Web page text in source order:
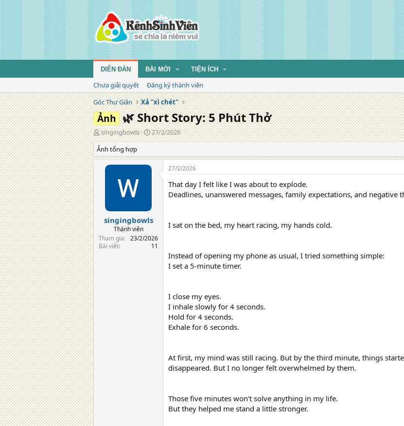
DIỄN ĐÀN BÀI MỚI TIỆN ÍCH
Chưa giải quyết
Đăng ký thành viên
Góc Thư Giãn
Xả "xì chét"
Ảnh 🌿 Short Story: 5 Phút Thở
T
á
c
g
singingbowls
N
g
y
đ
27/2/2026
Ảnh tổng hợp
singingbowls
Thành viên
Tham gia
23/2/2026
Bài viết
11
27/2/2026
That day I felt like I was about to explode.
Deadlines, unanswered messages, family expectations, and
I sat on the bed, my heart racing, my hands cold.
Instead of opening my phone as usual, I tried something simple:
I set a 5-minute timer.
I close my eyes.
I inhale slowly for 4 seconds.
Hold for 4 seconds.
Exhale for 6 seconds.
At first, my mind was still racing. But by the third minute, things
disappeared. But I no longer felt overwhelmed by them.
Those five minutes won't solve anything in my life.
But they helped me stand a little stronger.